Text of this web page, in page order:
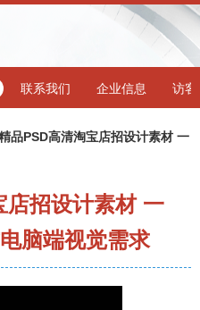
联系我们 企业信息 访客
品PSD高清淘宝店招设计素材 一
店招设计素材 一
脑端视觉需求